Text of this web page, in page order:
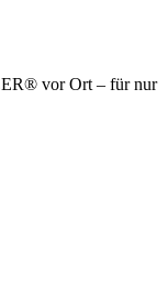
vor Ort – für nur